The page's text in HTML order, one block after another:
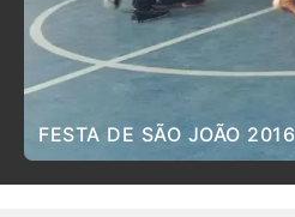
FESTA DE SÃO JOÃO 2016